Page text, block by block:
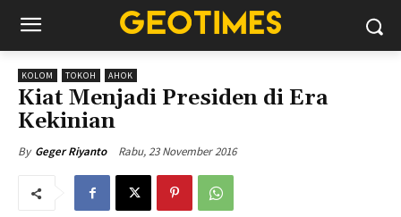
KOLOM TOKOH AHOK
Kiat Menjadi Presiden di Era
Kekinian
By Geger Riyanto Rabu, 23 November 2016